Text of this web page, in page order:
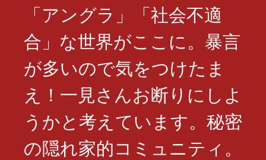
「アングラ」「社会不適
合」な世界がここに。暴言
が多いので気をつけたま
え！一見さんお断りにしよ
うかと考えています。秘密
の隠れ家的コミュニティ。